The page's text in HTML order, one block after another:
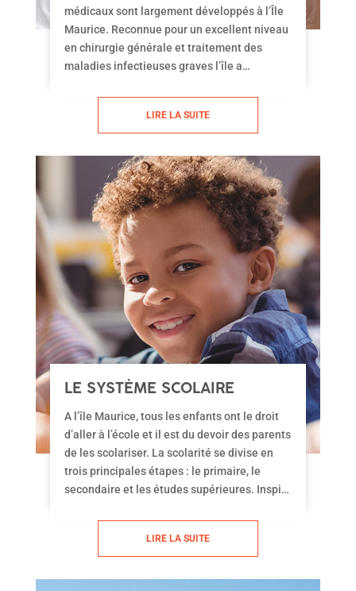
médicaux sont largement développés à l’Île
Maurice. Reconnue pour un excellent niveau
en chirurgie générale et traitement des
maladies infectieuses graves l’île a
médecine high-tech et la médecine du bien-
être. Tout comme en France les soins
publics et les patients peuvent également
souscrire une mutuelle santé.
LIRE LA SUITE
LE SYSTÈME SCOLAIRE
MAURICIEN
A l’île Maurice, tous les enfants ont le droit
d’aller à l’école et il est du devoir des parents
de les scolariser. La scolarité se divise en
trois principales étapes : le primaire, le
secondaire et les études supérieures. Inspiré
internationales prisées par les résidents
scolariser vos enfants à Maurice !
LIRE LA SUITE